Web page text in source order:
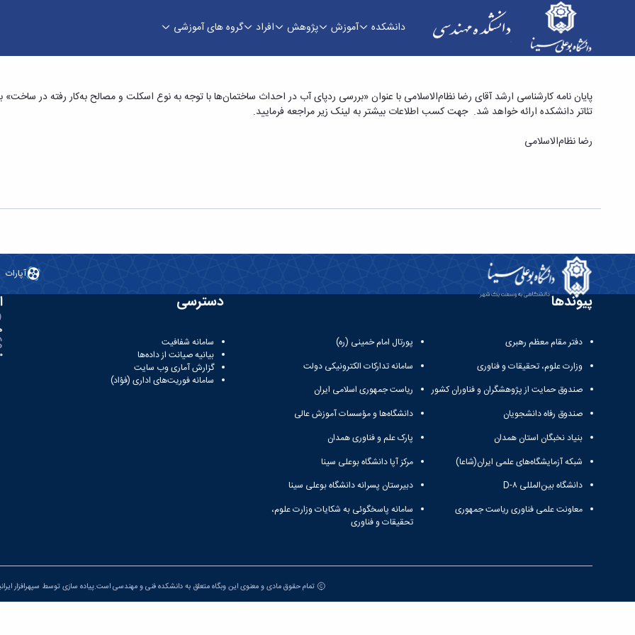
دانشکده آموزش پژوهش افراد گروه های آموزشی
پایان نامه کارشناسی ارشد آقای رضا نظام‌الاسلامی با عنوان «بررسی ردپای آب در احداث ساختمان‌ها
دانشکده فنی و مهندسی
تئاتر دانشکده ارائه خواهد شد. جهت کسب اطلاعات بیشتر به لینک زیر مراجعه فرمایید.
رضا نظام‌الاسلامی
آپارات
پیوندها
دفتر مقام معظم رهبری
وزارت علوم، تحقیقات و فناوری
صندوق حمایت از پژوهشگران و فناوران کشور
صندوق رفاه دانشجویان
بنیاد نخبگان استان همدان
شبکه آزمایشگاه‌های علمی ایران(شاعا)
دانشگاه بین‌المللی D-۸
معاونت علمی فناوری ریاست جمهوری
پورتال امام خمینی (ره)
سامانه تدارکات الکترونیکی دولت
ریاست جمهوری اسلامی ایران
دانشگاه‌ها و مؤسسات آموزش عالی
پارک علم و فناوری همدان
مرکز آپا دانشگاه بوعلی سینا
دبیرستان پسرانه دانشگاه بوعلی سینا
سامانه پاسخگوئی به شکایات وزارت علوم،
تحقیقات و فناوری
دسترسی
سامانه شفافیت
بیانیه صیانت از داده‌ها
گزارش آماری وب‌ سایت
سامانه فوریت‌های اداری (فؤاد)
تمام حقوق مادی و معنوی این وبگاه متعلق به دانشکده فنی و مهندسی است.پیاده سازی توسط سپهرافزار